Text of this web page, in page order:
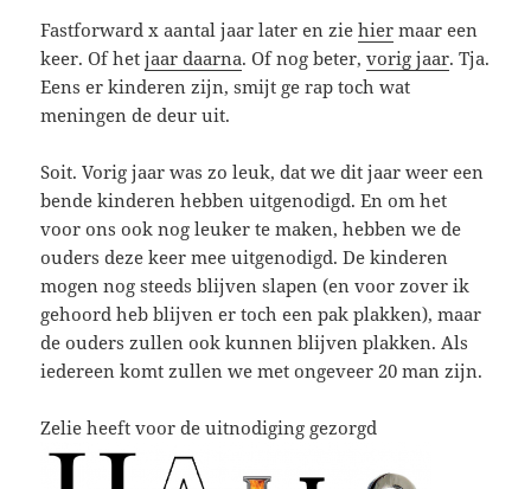
Fastforward x aantal jaar later en ziehier maar een
keer. Of hetjaar daarna. Of nog beter,vorig jaar. Tja.
Eens er kinderen zijn, smijt ge rap toch wat
meningen de deur uit.
Soit. Vorig jaar was zo leuk, dat we dit jaar weer een
bende kinderen hebben uitgenodigd. En om het
voor ons ook nog leuker te maken, hebben we de
ouders deze keer mee uitgenodigd. De kinderen
mogen nog steeds blijven slapen (en voor zover ik
gehoord heb blijven er toch een pak plakken), maar
de ouders zullen ook kunnen blijven plakken. Als
iedereen komt zullen we met ongeveer 20 man zijn.
Zelie heeft voor de uitnodiging gezorgd